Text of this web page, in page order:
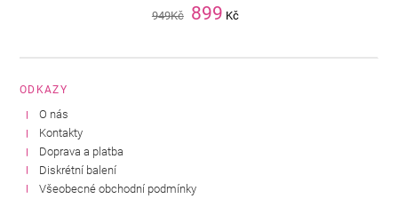
949Kč 899 Kč
ODKAZY
O nás
Kontakty
Doprava a platba
Diskrétní balení
Všeobecné obchodní podmínky